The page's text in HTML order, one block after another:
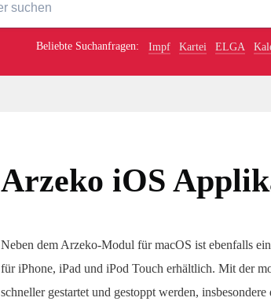
Beliebte Suchanfragen: Impf Kartei ELGA
Arzeko iOS
Neben dem Arzeko-Modul für macOS ist ebenfalls
für iPhone, iPad und iPod Touch erhältlich. Mit der
schneller gestartet und gestoppt werden,